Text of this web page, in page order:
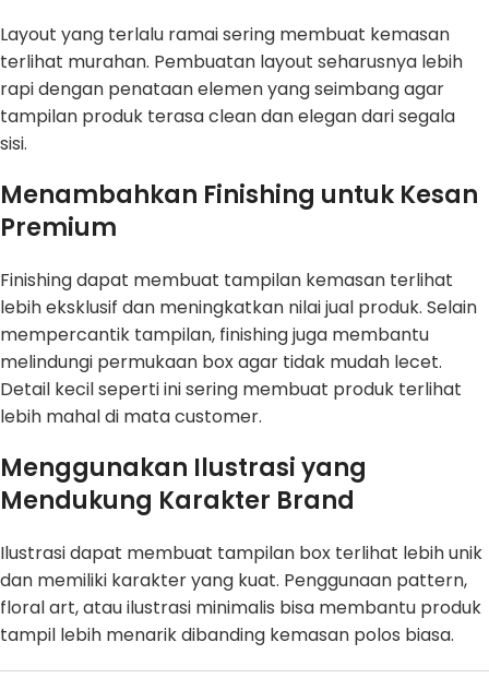
Layout yang terlalu ramai sering membuat kemasan
terlihat murahan. Pembuatan layout seharusnya lebih
rapi dengan penataan elemen yang seimbang agar
tampilan produk terasa clean dan elegan dari segala
sisi.
Menambahkan Finishing untuk Kesan
Premium
Finishing dapat membuat tampilan kemasan terlihat
lebih eksklusif dan meningkatkan nilai jual produk. Selain
mempercantik tampilan, finishing juga membantu
melindungi permukaan box agar tidak mudah lecet.
Detail kecil seperti ini sering membuat produk terlihat
lebih mahal di mata customer.
Menggunakan Ilustrasi yang
Mendukung Karakter Brand
Ilustrasi dapat membuat tampilan box terlihat lebih unik
dan memiliki karakter yang kuat. Penggunaan pattern,
floral art, atau ilustrasi minimalis bisa membantu produk
tampil lebih menarik dibanding kemasan polos biasa.